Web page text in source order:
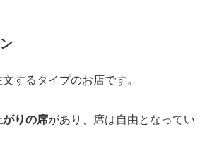
するタイプのお店です。
りの席があり、席は自由となってい